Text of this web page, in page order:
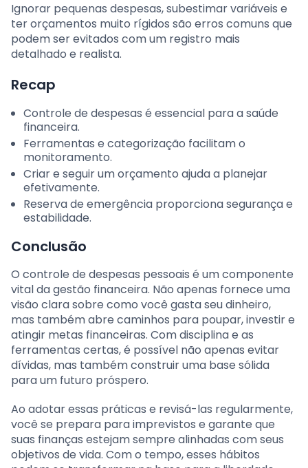
Ignorar pequenas despesas, subestimar variáveis e
ter orçamentos muito rígidos são erros comuns que
podem ser evitados com um registro mais
detalhado e realista.
Recap
Controle de despesas é essencial para a saúde
financeira.
Ferramentas e categorização facilitam o
monitoramento.
Criar e seguir um orçamento ajuda a planejar
efetivamente.
Reserva de emergência proporciona segurança e
estabilidade.
Conclusão
O controle de despesas pessoais é um componente
vital da gestão financeira. Não apenas fornece uma
visão clara sobre como você gasta seu dinheiro,
mas também abre caminhos para poupar, investir e
atingir metas financeiras. Com disciplina e as
ferramentas certas, é possível não apenas evitar
dívidas, mas também construir uma base sólida
para um futuro próspero.
Ao adotar essas práticas e revisá-las regularmente,
você se prepara para imprevistos e garante que
suas finanças estejam sempre alinhadas com seus
objetivos de vida. Com o tempo, esses hábitos